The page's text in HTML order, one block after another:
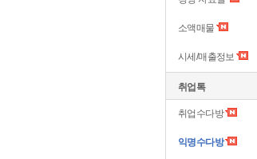
소액매물
시세/매출정보
취업톡
취업수다방
익명수다방